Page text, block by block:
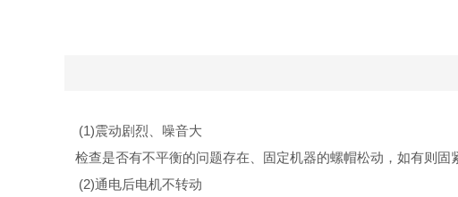
(1)震动剧烈、噪音大
检查是否有不平衡的问题存在、固定机器的螺帽松动，如有则固紧
(2)通电后电机不转动